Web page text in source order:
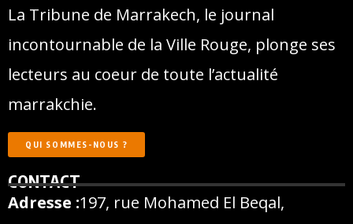
La Tribune de Marrakech, le journal
incontournable de la Ville Rouge, plonge ses
lecteurs au coeur de toute l’actualité
marrakchie.
QUI SOMMES-NOUS ?
CONTACT
Adresse :197, rue Mohamed El Beqal,